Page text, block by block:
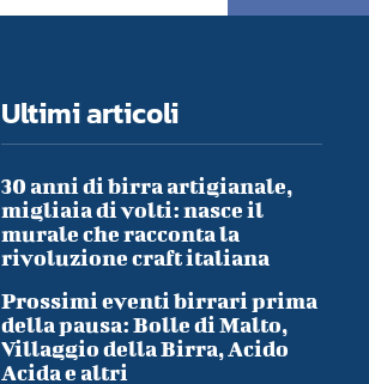
Ultimi articoli
30 anni di birra artigianale,
migliaia di volti: nasce il
murale che racconta la
rivoluzione craft italiana
Prossimi eventi birrari prima
della pausa: Bolle di Malto,
Villaggio della Birra, Acido
Acida e altri